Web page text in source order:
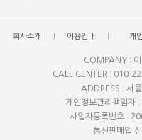
회사소개 이용안내 개
COMPANY :
CALL CENTER : 010-
ADDRESS : 서
개인정보관리책임자
사업자등록번호 :
통신판매업